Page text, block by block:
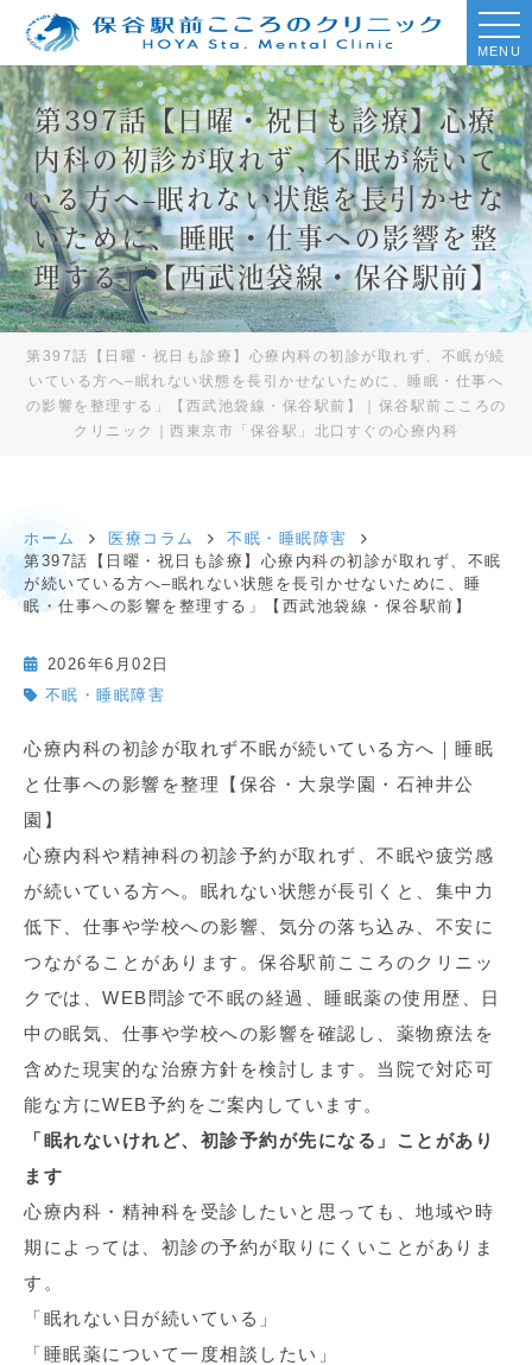
MENU
第397話【日曜・祝日も診療】心療
内科の初診が取れず、不眠が続いて
いる方へ–眠れない状態を長引かせな
いために、睡眠・仕事への影響を整
理する」【西武池袋線・保谷駅前】
第397話【日曜・祝日も診療】心療内科の初診が取れず、不眠が続
いている方へ–眠れない状態を長引かせないために、睡眠・仕事へ
の影響を整理する」【西武池袋線・保谷駅前】｜保谷駅前こころの
クリニック｜西東京市「保谷駅」北口すぐの心療内科
ホーム 医療コラム
不眠・睡眠障害
第397話【日曜・祝日も診療】心療内科の初診が取れず、不眠
が続いている方へ–眠れない状態を長引かせないために、睡
眠・仕事への影響を整理する」【西武池袋線・保谷駅前】
2026年6月02日
不眠・睡眠障害
心療内科の初診が取れず不眠が続いている方へ｜睡眠
と仕事への影響を整理【保谷・大泉学園・石神井公
園】
心療内科や精神科の初診予約が取れず、不眠や疲労感
が続いている方へ。眠れない状態が長引くと、集中力
低下、仕事や学校への影響、気分の落ち込み、不安に
つながることがあります。保谷駅前こころのクリニッ
クでは、WEB問診で不眠の経過、睡眠薬の使用歴、日
中の眠気、仕事や学校への影響を確認し、薬物療法を
含めた現実的な治療方針を検討します。当院で対応可
能な方にWEB予約をご案内しています。
「眠れないけれど、初診予約が先になる」ことがあり
ます
心療内科・精神科を受診したいと思っても、地域や時
期によっては、初診の予約が取りにくいことがありま
す。
「眠れない日が続いている」
「睡眠薬について一度相談したい」